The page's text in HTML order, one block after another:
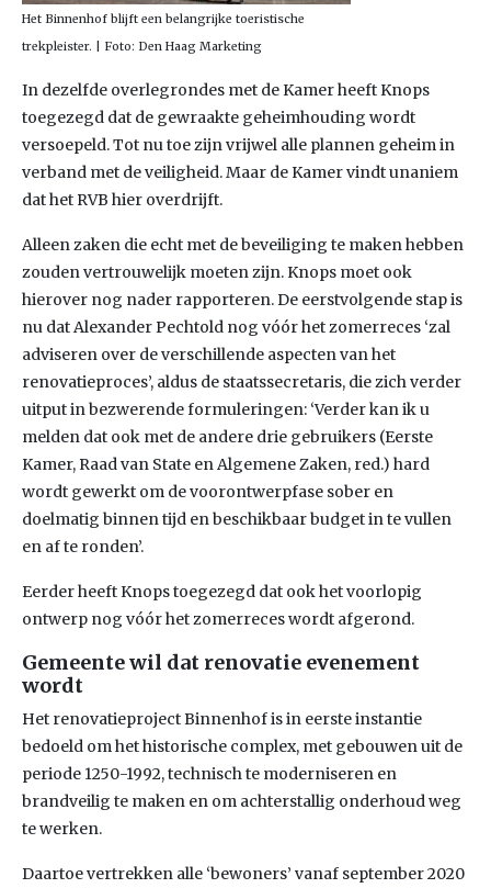
Het Binnenhof blijft een belangrijke toeristische
trekpleister. | Foto: Den Haag Marketing
In dezelfde overlegrondes met de Kamer heeft Knops
toegezegd dat de gewraakte geheimhouding wordt
versoepeld. Tot nu toe zijn vrijwel alle plannen geheim in
verband met de veiligheid. Maar de Kamer vindt unaniem
dat het RVB hier overdrijft.
Alleen zaken die echt met de beveiliging te maken hebben
zouden vertrouwelijk moeten zijn. Knops moet ook
hierover nog nader rapporteren. De eerstvolgende stap is
nu dat Alexander Pechtold nog vóór het zomerreces ‘zal
adviseren over de verschillende aspecten van het
renovatieproces’, aldus de staatssecretaris, die zich verder
uitput in bezwerende formuleringen: ‘Verder kan ik u
melden dat ook met de andere drie gebruikers (Eerste
Kamer, Raad van State en Algemene Zaken, red.) hard
wordt gewerkt om de voorontwerpfase sober en
doelmatig binnen tijd en beschikbaar budget in te vullen
en af te ronden’.
Eerder heeft Knops toegezegd dat ook het voorlopig
ontwerp nog vóór het zomerreces wordt afgerond.
Gemeente wil dat renovatie evenement
wordt
Het renovatieproject Binnenhof is in eerste instantie
bedoeld om het historische complex, met gebouwen uit de
periode 1250-1992, technisch te moderniseren en
brandveilig te maken en om achterstallig onderhoud weg
te werken.
Daartoe vertrekken alle ‘bewoners’ vanaf september 2020